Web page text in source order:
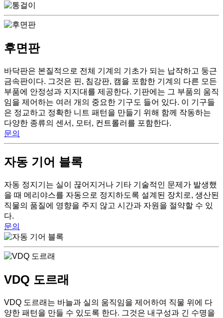
후면판
바닥판은 본질적으로 전체 기계의 기초가 되는 납작하고 둥근
금속판이다. 그것은 핀, 침강판, 캠을 포함한 기계의 다른 모든
부품에 안정성과 지지대를 제공한다. 기판에는 그 부품의 움직
임을 제어하는 여러 개의 중요한 기구도 들어 있다. 이 기구들
은 정교하고 정확한 니트 패턴을 만들기 위해 함께 작동하는
다양한 종류의 센서, 모터, 컨트롤러를 포함한다.
문의
자동 기어 블록
자동 정지기는 실이 끊어지거나 기타 기술적인 문제가 발생했
을 때 메리야스를 자동으로 정지하도록 설계된 장치로, 생산된
직물의 품질에 영향을 주지 않고 시간과 자원을 절약할 수 있
다.
문의
VDQ 도르래
VDQ 도르래는 바늘과 실의 움직임을 제어하여 직물 위에 다
양한 패턴을 만들 수 있도록 한다. 그것은 내구성과 긴 수명을